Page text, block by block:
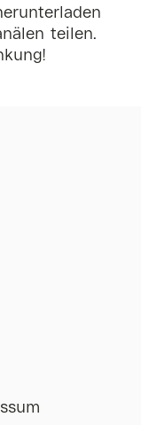
teilen.